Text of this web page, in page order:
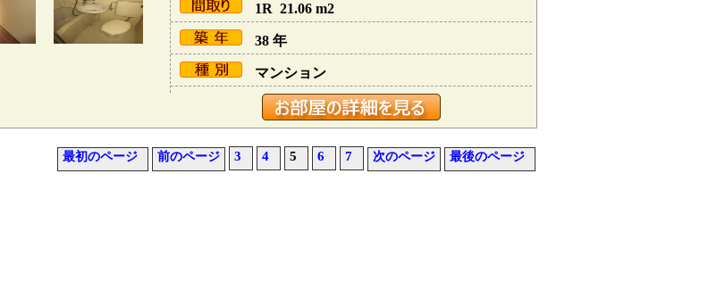
1R 21.06 m2
38 年
マンション
最初のページ 前のページ 3 4 5 6 7 次のページ 最後のページ